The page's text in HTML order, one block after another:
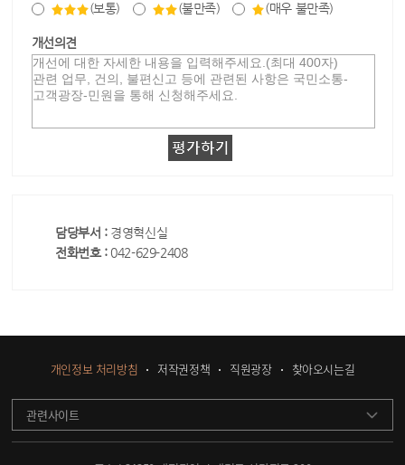
(보통) (불만족) (매우 불만족)
개선의견
담당부서 : 경영혁신실
전화번호 : 042-629-2408
개인정보 처리방침 저작권정책 직원광장 찾아오시는길
관련사이트